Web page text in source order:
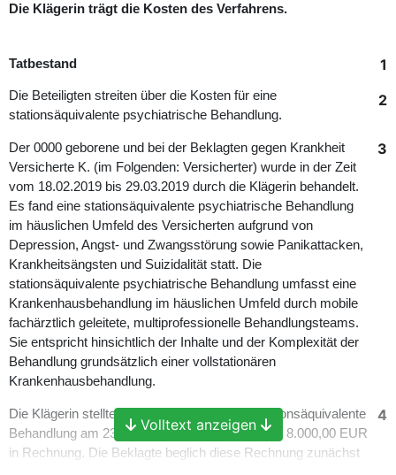
Die Klägerin trägt die Kosten des Verfahrens.
1
Tatbestand
2
Die Beteiligten streiten über die Kosten für eine
stationsäquivalente psychiatrische Behandlung.
3
Der 0000 geborene und bei der Beklagten gegen Krankheit
Versicherte K. (im Folgenden: Versicherter) wurde in der Zeit
vom 18.02.2019 bis 29.03.2019 durch die Klägerin behandelt.
Es fand eine stationsäquivalente psychiatrische Behandlung
im häuslichen Umfeld des Versicherten aufgrund von
Depression, Angst- und Zwangsstörung sowie Panikattacken,
Krankheitsängsten und Suizidalität statt. Die
stationsäquivalente psychiatrische Behandlung umfasst eine
Krankenhausbehandlung im häuslichen Umfeld durch mobile
fachärztlich geleitete, multiprofessionelle Behandlungsteams.
Sie entspricht hinsichtlich der Inhalte und der Komplexität der
Behandlung grundsätzlich einer vollstationären
Krankenhausbehandlung.
4
Die Klägerin stellte der Beklagten für diese stationsäquivalente
Behandlung am 23.10.2019 Kosten in Höhe von 8.000,00 EUR
in Rechnung. Die Beklagte beglich diese Rechnung zunächst
Volltext anzeigen